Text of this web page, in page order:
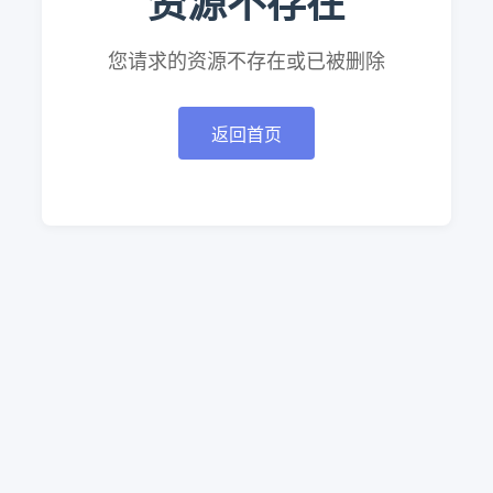
您请求的资源不存在或已被删除
返回首页